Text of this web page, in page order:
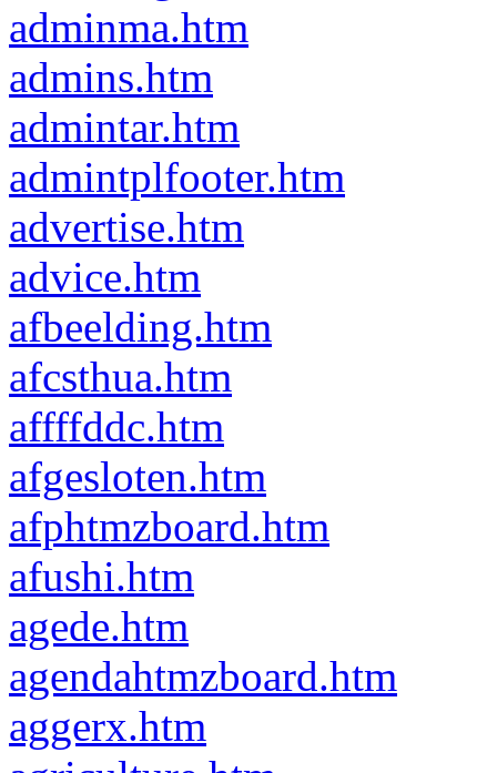
adminma.htm
admins.htm
admintar.htm
admintplfooter.htm
advertise.htm
advice.htm
afbeelding.htm
afcsthua.htm
affffddc.htm
afgesloten.htm
afphtmzboard.htm
afushi.htm
agede.htm
agendahtmzboard.htm
aggerx.htm